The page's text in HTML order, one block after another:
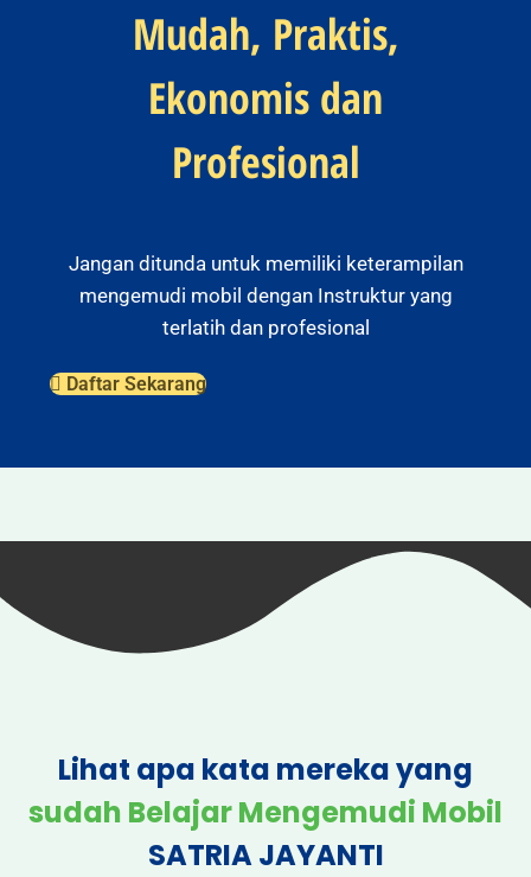
Mudah, Praktis,
Ekonomis dan
Profesional
Jangan ditunda untuk memiliki keterampilan
mengemudi mobil dengan Instruktur yang
terlatih dan profesional
Daftar Sekarang
Lihat apa kata mereka yang
sudah Belajar Mengemudi Mobil
SATRIA JAYANTI